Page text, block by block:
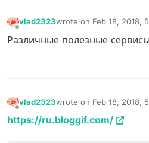
vlad2323wrote on Feb 18, 2018,
last edited by
Различные полезные
vlad2323wrote on Feb 18, 2018,
last edited by vlad2323
https://ru.bloggif.com/